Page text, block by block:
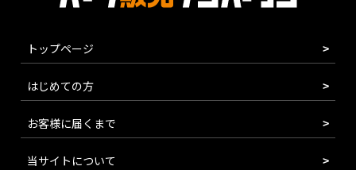
トップページ
はじめての方
お客様に届くまで
当サイトについて